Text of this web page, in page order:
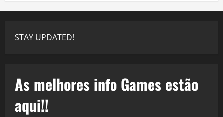
STAY UPDATED!
As melhores info Games estão
aqui!!